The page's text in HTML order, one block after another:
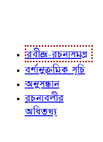
রবীন্দ্র-রচনাসমগ্র
বর্ণানুক্রমিক সূচি
অনুসন্ধান
রচনাবলীর
অধিতথ্য